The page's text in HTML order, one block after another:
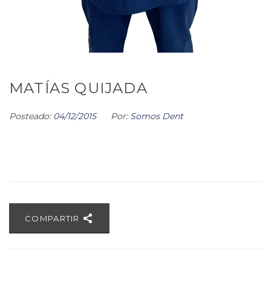
MATÍAS QUIJADA
Posteado: 04/12/2015 Por: Somos Dent
COMPARTIR